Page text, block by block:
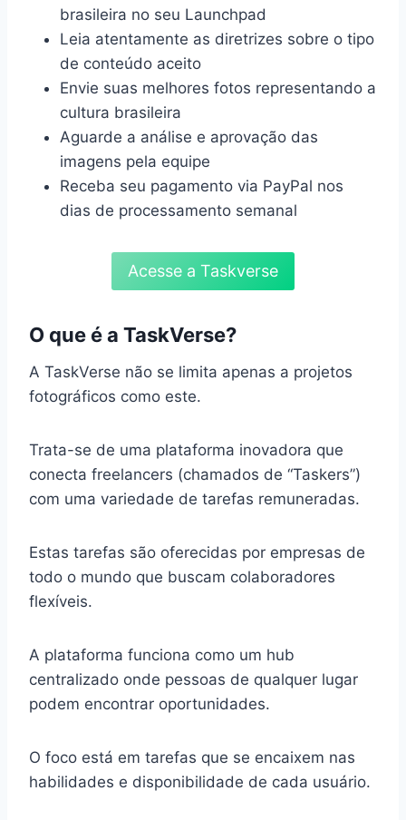
brasileira no seu Launchpad
Leia atentamente as diretrizes sobre o tipo
de conteúdo aceito
Envie suas melhores fotos representando a
cultura brasileira
Aguarde a análise e aprovação das
imagens pela equipe
Receba seu pagamento via PayPal nos
dias de processamento semanal
Acesse a Taskverse
O que é a TaskVerse?
A TaskVerse não se limita apenas a projetos
fotográficos como este.
Trata-se de uma plataforma inovadora que
conecta freelancers (chamados de “Taskers”)
com uma variedade de tarefas remuneradas.
Estas tarefas são oferecidas por empresas de
todo o mundo que buscam colaboradores
flexíveis.
A plataforma funciona como um hub
centralizado onde pessoas de qualquer lugar
podem encontrar oportunidades.
O foco está em tarefas que se encaixem nas
habilidades e disponibilidade de cada usuário.